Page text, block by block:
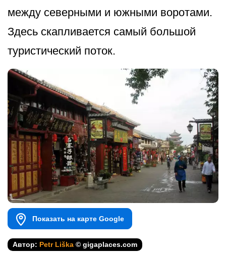
между северными и южными воротами.
Здесь скапливается самый большой
туристический п­оток.
Показать на карте Google
Автор: Petr Liška © gigaplaces.com